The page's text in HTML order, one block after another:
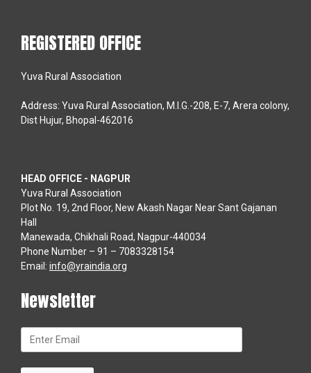
REGISTERED OFFICE
Yuva Rural Association
Address: Yuva Rural Association, M.I.G.-208, E-7, Arera colony,
Dist Hujur, Bhopal-462016
HEAD OFFICE - NAGPUR
Yuva Rural Association
Plot No. 19, 2nd Floor, New Akash Nagar Near Sant Gajanan
Hall
Manewada, Chikhali Road, Nagpur-440034
Phone Number – 91 – 7083328154
Email: info@yraindia.org
Newsletter